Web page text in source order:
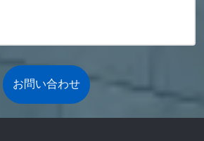
お問い合わせ